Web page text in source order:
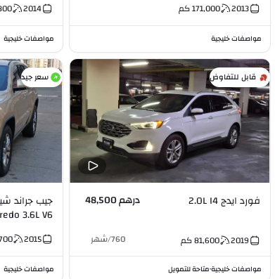
2013
171,000كم
مواصفات خليجية
2014
مواصفات خليجية
قابل للتفاوض
فورد ايدج 2.0L I4 درهم 48,500
2019
81,600كم 760
/شهر
مواصفات خليجية•متاحة للتمويل
سعر جيد
جيب جراند
3.6L V6
2015
مواصفات خليجية